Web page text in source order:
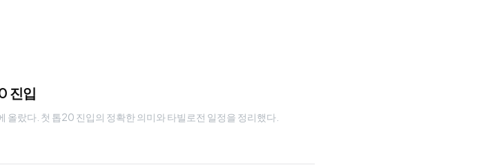
진입
랐다. 첫 톱20 진입의 정확한 의미와 타빌로전 일정을 정리했다.